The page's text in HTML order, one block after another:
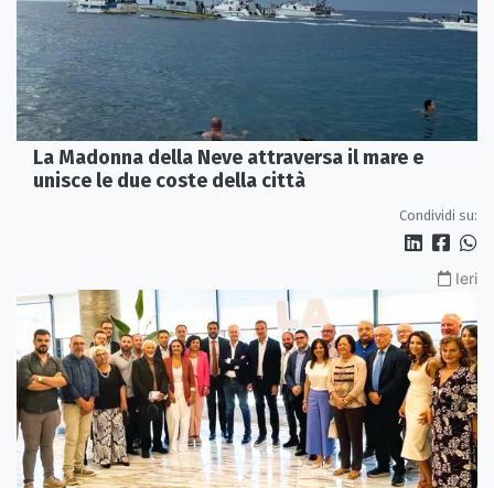
La Madonna della Neve attraversa il mare e
unisce le due coste della città
Condividi su:
Ieri